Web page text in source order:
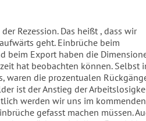
Rezession. Das heißt , dass wir
geht. Einbrüche beim
beim Export haben die
hat beobachten können. Selbst
waren die prozentualen
ist der Anstieg der
werden wir uns im
gefasst machen müssen.